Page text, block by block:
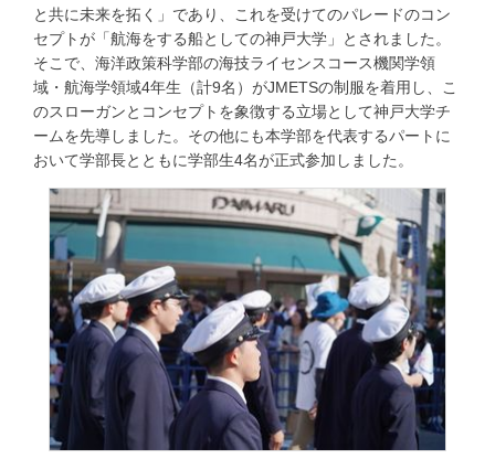
と共に未来を拓く」であり、これを受けてのパレードのコン
セプトが「航海をする船としての神戸大学」とされました。
そこで、海洋政策科学部の海技ライセンスコース機関学領
域・航海学領域4年生（計9名）がJMETSの制服を着用し、こ
のスローガンとコンセプトを象徴する立場として神戸大学チ
ームを先導しました。その他にも本学部を代表するパートに
おいて学部長とともに学部生4名が正式参加しました。